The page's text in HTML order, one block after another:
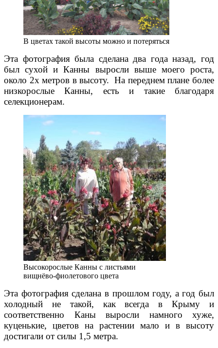
В цветах такой высоты можно и потеряться
Эта фотография была сделана два года назад, год
был сухой и Канны выросли выше моего роста,
около 2х метров в высоту. На переднем плане более
низкорослые Канны, есть и такие благодаря
селекционерам.
Высокорослые Канны с листьями
вищнёво-фиолетового цвета
Эта фотография сделана в прошлом году, а год был
холодный не такой, как всегда в Крыму и
соответственно Каны выросли намного хуже,
куценькие, цветов на растении мало и в высоту
достигали от силы 1,5 метра.